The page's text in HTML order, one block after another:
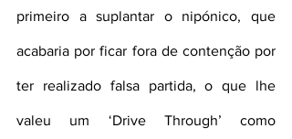
primeiro a suplantar o nipónico, que
acabaria por ficar fora de contenção por
ter realizado falsa partida, o que lhe
valeu um ‘Drive Through’ como